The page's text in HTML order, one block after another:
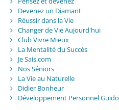
Devenez un Diamant
Réussir dans la Vie
Changer de Vie Aujourd'hui
Club Vivre Mieux
La Mentalité du Succès
Je Sais,com
Nos Séniors
La Vie au Naturelle
Didier Bonheur
Développement Personnel Guido